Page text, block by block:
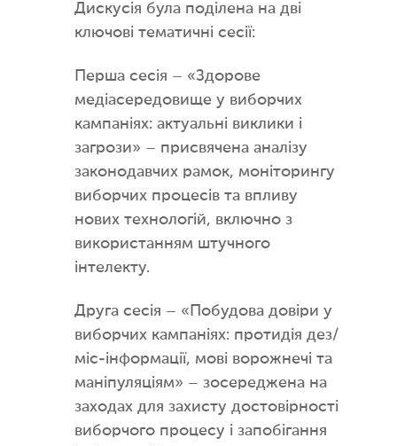
Дискусія була поділена на дві
ключові тематичні сесії:
Перша сесія – «Здорове
медіасередовище у виборчих
кампаніях: актуальні виклики і
загрози» – присвячена аналізу
законодавчих рамок, моніторингу
виборчих процесів та впливу
нових технологій, включно з
використанням штучного
інтелекту.
Друга сесія – «Побудова довіри у
виборчих кампаніях: протидія дез/
міс-інформації, мові ворожнечі та
маніпуляціям» – зосереджена на
заходах для захисту достовірності
виборчого процесу і запобігання